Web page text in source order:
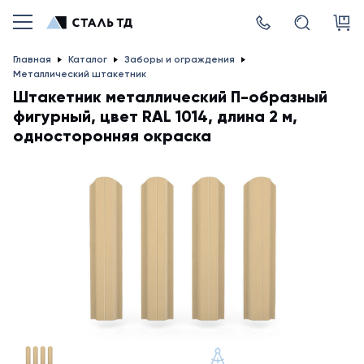
Главная Каталог
Заборы и ограждения
Металлический штакетник
Штакетник металлический П-образный
фигурный, цвет RAL 1014, длина 2 м,
односторонняя окраска